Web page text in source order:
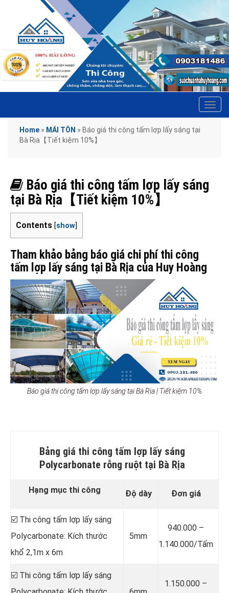
Home » MÁI TÔN » Báo giá thi công tấm lợp lấy sáng tại
Bà Rịa【Tiết kiệm 10%】
Báo giá thi công tấm lợp lấy sáng
tại Bà Rịa【Tiết kiệm 10%】
Contents [show]
Tham khảo bảng báo giá chi phí thi công
tấm lợp lấy sáng tại Bà Rịa của Huy Hoàng
Báo giá thi công tấm lợp lấy sáng tại Bà Rịa | Tiết kiệm 10%
Bảng giá thi công tấm lợp lấy sáng
Polycarbonate rỗng ruột tại Bà Rịa
Hạng mục thi công Độ dày Đơn giá
☑️ Thi công tấm lợp lấy sáng
Polycarbonate: Kích thước
khổ 2,1m x 6m
5mm
940.000 –
1.140.000/Tấm
☑️ Thi công tấm lợp lấy sáng
1.150.000 –